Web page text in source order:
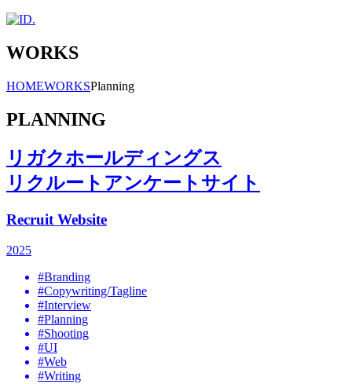
WORKS
HOMEWORKSPlanning
PLANNING
リガクホールディングス
リクルートアンケートサイト
Recruit Website
2025
#Branding
#Copywriting/Tagline
#Interview
#Planning
#Shooting
#UI
#Web
#Writing